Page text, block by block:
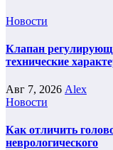
Новости
Клапан
технические
Авг 7, 2026 Alex
Новости
Как отличить
неврологического